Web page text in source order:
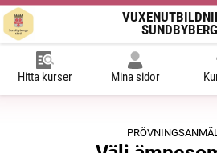
SUNDBYBERG
Hitta kurser Mina sidor